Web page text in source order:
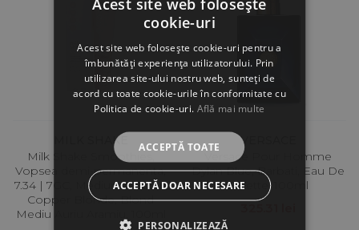
MILK SHAKE
Milk Shake Smoothies,
Vopsea demi-permanenta,
7.34 | 7GC, Medium Golden
Copper Blonde, Blond
Mediu Auriu Aramiu, 100ml
VERSACE
Versace Pour Homme
Dylan Blue, Barbati, Eau De
Toilette, 100ml
cookie-uri
Acest site web folosește cookie-uri pentru a
îmbunătăți experiența utilizatorului. Prin
utilizarea site-ului nostru web, sunteți de
acord cu toate cookie-urile în conformitate cu
Politica de cookie-uri. Află mai multe
ACCEPTĂ TOATE
ACCEPTĂ DOAR NECESARE
PERSONALIZEAZĂ